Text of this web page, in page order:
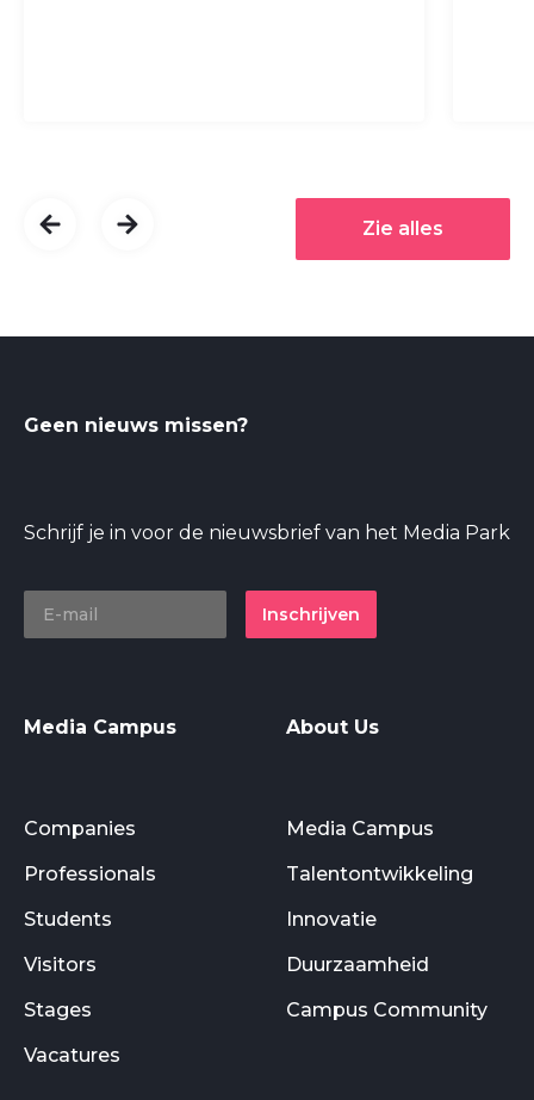
Zie alles
Geen nieuws missen?
Schrijf je in voor de nieuwsbrief van het Media Park
Inschrijven
Media Campus
Companies
Professionals
Students
Visitors
Stages
Vacatures
About Us
Media Campus
Talentontwikkeling
Innovatie
Duurzaamheid
Campus Community